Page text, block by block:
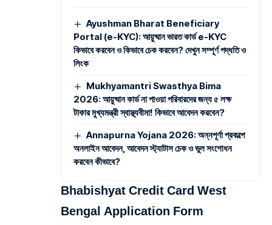
Ayushman Bharat Beneficiary
Portal (e-KYC): আয়ুষ্মান ভারত কার্ড e-KYC
কিভাবে করবেন ও কিভাবে চেক করবেন? দেখুন সম্পূর্ণ পদ্ধতি ও
লিংক
Mukhyamantri Swasthya Bima
2026: আয়ুষ্মান কার্ড না পাওয়া পরিবারদের জন্য ৫ লক্ষ
টাকার মুখ্যমন্ত্রী স্বাস্থ্যবীমা! কিভাবে আবেদন করবেন?
Annapurna Yojana 2026: অন্নপূর্ণা প্রকল্পে
অনলাইন আবেদন, আবেদন স্ট্যাটাস চেক ও ভুল সংশোধন
করবেন কীভাবে?
Bhabishyat Credit Card West
Bengal Application Form